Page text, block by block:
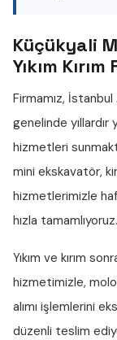
Küçükyali
Yıkım Kırım
Firmamız, İstanbul
genelinde yıllardır
hizmetleri
mini ekskavatör,
hizmetlerimizle
hızla tamamlıyoruz.
Yıkım ve kırım
hizmetimizle,
alımı işlemlerini
düzenli teslim